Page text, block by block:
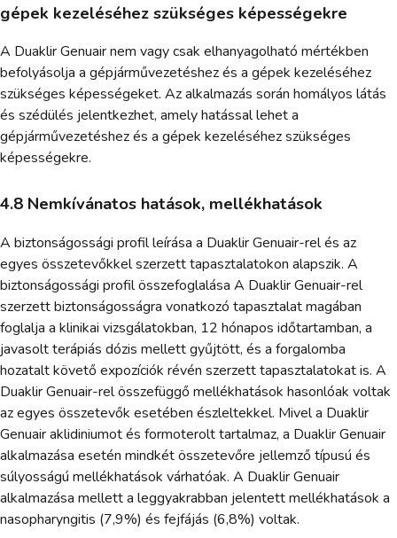
gépek kezeléséhez szükséges képességekre
A Duaklir Genuair nem vagy csak elhanyagolható mértékben
befolyásolja a gépjárművezetéshez és a gépek kezeléséhez
szükséges képességeket. Az alkalmazás során homályos látás
és szédülés jelentkezhet, amely hatással lehet a
gépjárművezetéshez és a gépek kezeléséhez szükséges
képességekre.
4.8 Nemkívánatos hatások, mellékhatások
A biztonságossági profil leírása a Duaklir Genuair-rel és az
egyes összetevőkkel szerzett tapasztalatokon alapszik. A
biztonságossági profil összefoglalása A Duaklir Genuair-rel
szerzett biztonságosságra vonatkozó tapasztalat magában
foglalja a klinikai vizsgálatokban, 12 hónapos időtartamban, a
javasolt terápiás dózis mellett gyűjtött, és a forgalomba
hozatalt követő expozíciók révén szerzett tapasztalatokat is. A
Duaklir Genuair-rel összefüggő mellékhatások hasonlóak voltak
az egyes összetevők esetében észleltekkel. Mivel a Duaklir
Genuair aklidiniumot és formoterolt tartalmaz, a Duaklir Genuair
alkalmazása esetén mindkét összetevőre jellemző típusú és
súlyosságú mellékhatások várhatóak. A Duaklir Genuair
alkalmazása mellett a leggyakrabban jelentett mellékhatások a
nasopharyngitis (7,9%) és fejfájás (6,8%) voltak.